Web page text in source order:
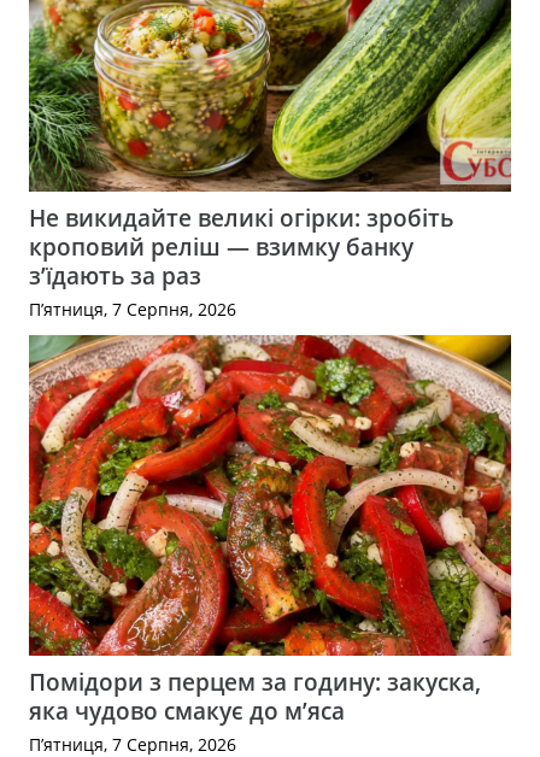
Не викидайте великі огірки: зробіть
кроповий реліш — взимку банку
з’їдають за раз
П’ятниця, 7 Серпня, 2026
Помідори з перцем за годину: закуска,
яка чудово смакує до м’яса
П’ятниця, 7 Серпня, 2026